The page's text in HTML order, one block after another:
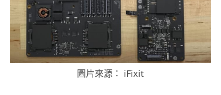
圖片來源： iFixit